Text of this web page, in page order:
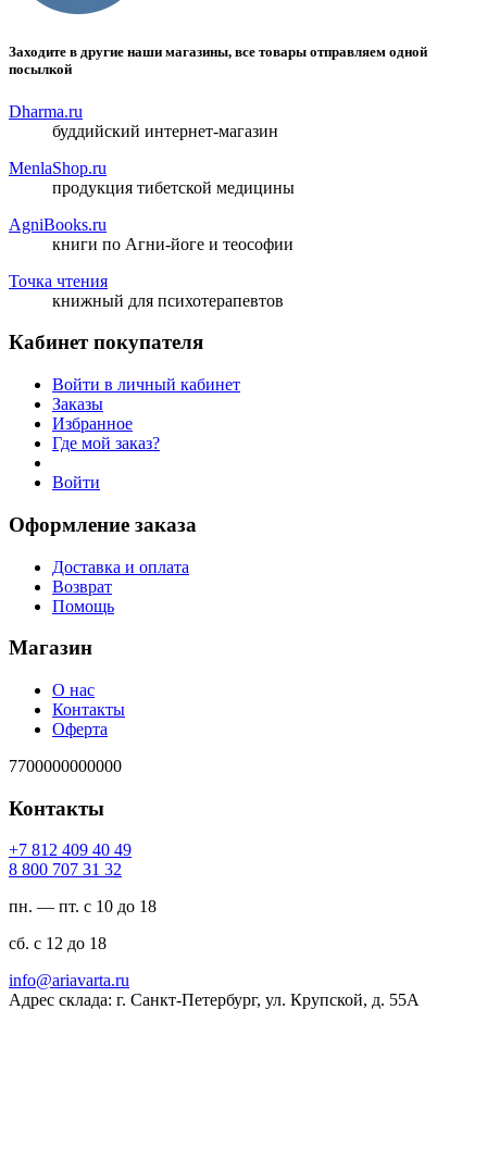
Заходите в другие наши магазины, все товары отправляем одной
посылкой
Dharma.ru
буддийский интернет-магазин
MenlaShop.ru
продукция тибетской медицины
AgniBooks.ru
книги по Агни-йоге и теософии
Точка чтения
книжный для психотерапевтов
Кабинет покупателя
Войти в личный кабинет
Заказы
Избранное
Где мой заказ?
Войти
Оформление заказа
Доставка и оплата
Возврат
Помощь
Магазин
О нас
Контакты
Оферта
7700000000000
Контакты
94 04 904 218 7+
23 13 707 008 8
пн. — пт. с 10 до 18
сб. с 12 до 18
ur.atravaira@ofni
Адрес склада: г. Санкт-Петербург, ул. Крупской, д. 55А